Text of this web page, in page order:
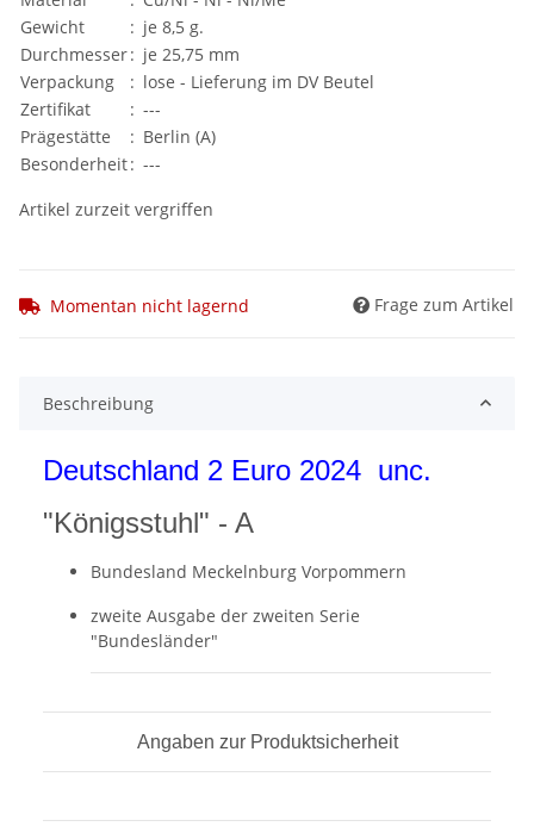
Gewicht
: je 8,5 g.
Durchmesser: je 25,75 mm
Verpackung
: lose - Lieferung im DV Beutel
Zertifikat
: ---
Prägestätte
: Berlin (A)
Besonderheit: ---
Artikel zurzeit vergriffen
Momentan nicht lagernd Frage zum Artikel
Beschreibung
Deutschland 2 Euro 2024 unc.
"Königsstuhl" - A
Bundesland Meckelnburg Vorpommern
zweite Ausgabe der zweiten Serie
"Bundesländer"
Angaben zur Produktsicherheit